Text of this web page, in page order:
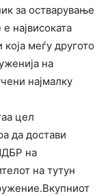
за остварување
највисоката
меѓу другото
на
најмалку
цел
да достави
на
на тутун